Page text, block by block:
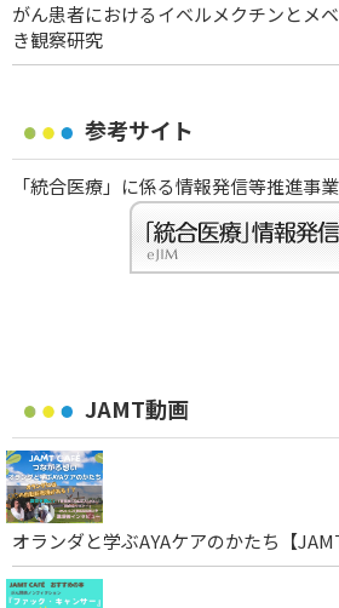
がん患者におけるイベルメクチンとメ
き観察研究
参考サイト
「統合医療」に係る情報発信等推進事業
JAMT動画
オランダと学ぶAYAケアのかたち【